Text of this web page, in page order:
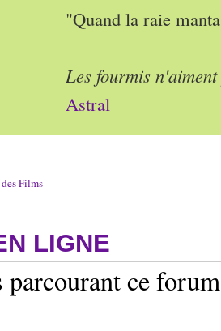
"Quand la raie
Les fourmis
Astral
Films
LIGNE
ce